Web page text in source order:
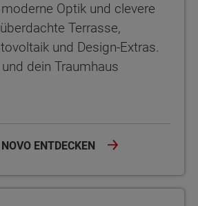
Optik und clevere
Terrasse,
und Design-Extras.
dein Traumhaus
ENTDECKEN